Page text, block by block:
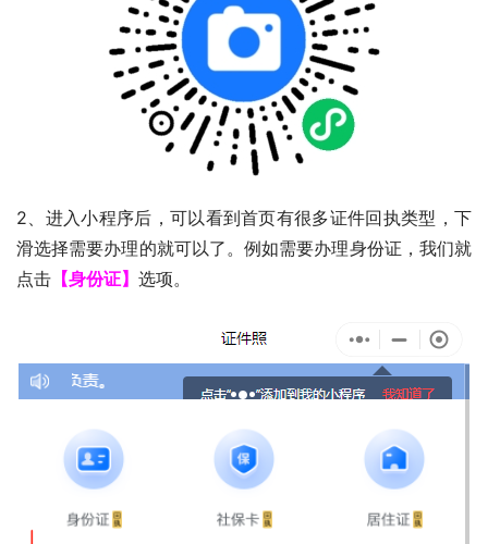
2、进入小程序后，可以看到首页有很多证件回执类型，下
滑选择需要办理的就可以了。例如需要办理身份证，我们就
点击 【身份证】 选项。